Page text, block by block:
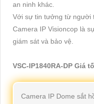
an ninh khác.
Với sự tin tưởng từ người
Camera IP Visioncop là
giám sát và bảo vệ.
VSC-IP1840RA-DP Giá
Camera IP Dome sắt